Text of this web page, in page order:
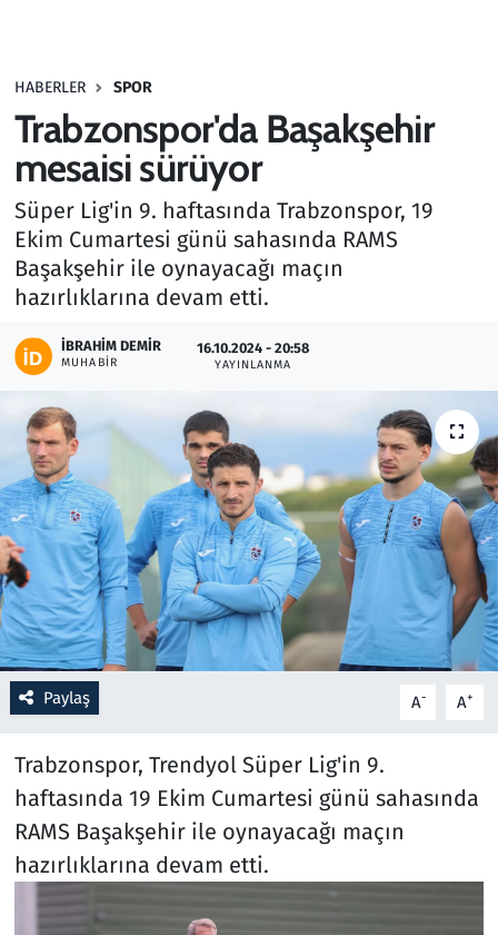
HABERLER SPOR
Trabzonspor'da Başakşehir
mesaisi sürüyor
Süper Lig'in 9. haftasında Trabzonspor, 19
Ekim Cumartesi günü sahasında RAMS
Başakşehir ile oynayacağı maçın
hazırlıklarına devam etti.
İBRAHIM DEMIR
MUHABIR
16.10.2024 - 20:58
YAYINLANMA
Paylaş A- A+
Trabzonspor, Trendyol Süper Lig'in 9.
haftasında 19 Ekim Cumartesi günü sahasında
RAMS Başakşehir ile oynayacağı maçın
hazırlıklarına devam etti.
Haber
Kültür Sanat
Kurumsal Haberler
Lezzet Durağı
Oyun
Ramazan
Resmi İlanlar
Rüya Tabirleri
Sağlık
Savunma Sanayi
Seçim 2023
Spor